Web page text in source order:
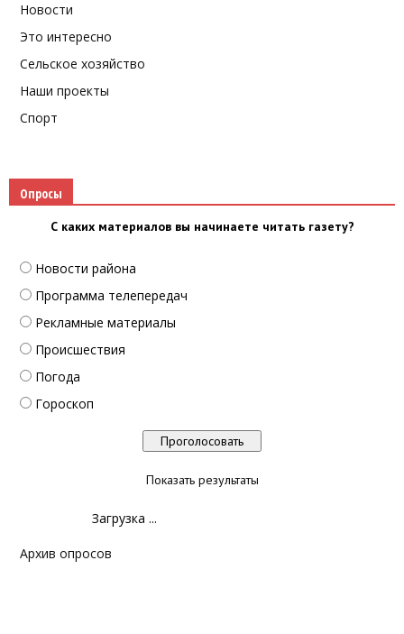
Новости
Это интересно
Сельское хозяйство
Наши проекты
Спорт
Опросы
С каких материалов вы начинаете читать газету?
Новости района
Программа телепередач
Рекламные материалы
Происшествия
Погода
Гороскоп
Показать результаты
Загрузка ...
Архив опросов